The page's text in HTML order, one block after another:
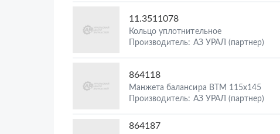
11.3511078
Кольцо уплотнительное
Производитель: АЗ УРАЛ (партнер)
864118
Манжета балансира ВТМ 115х145
Производитель: АЗ УРАЛ (партнер)
864187